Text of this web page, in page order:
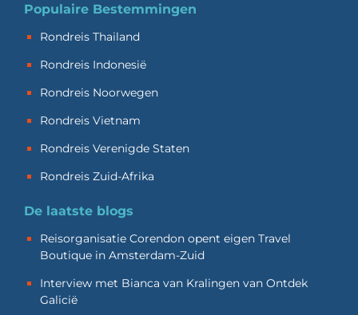
Populaire Bestemmingen
Rondreis Thailand
Rondreis Indonesië
Rondreis Noorwegen
Rondreis Vietnam
Rondreis Verenigde Staten
Rondreis Zuid-Afrika
De laatste blogs
Reisorganisatie Corendon opent eigen Travel
Boutique in Amsterdam-Zuid
Interview met Bianca van Kralingen van Ontdek
Galicië